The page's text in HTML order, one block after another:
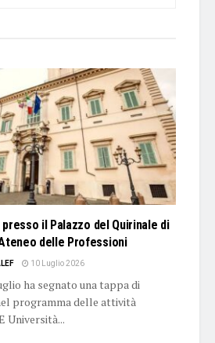
il Palazzo del Quirinale di
delle Professioni
10 Luglio 2026
ha segnato una tappa di
programma delle attività
Università...